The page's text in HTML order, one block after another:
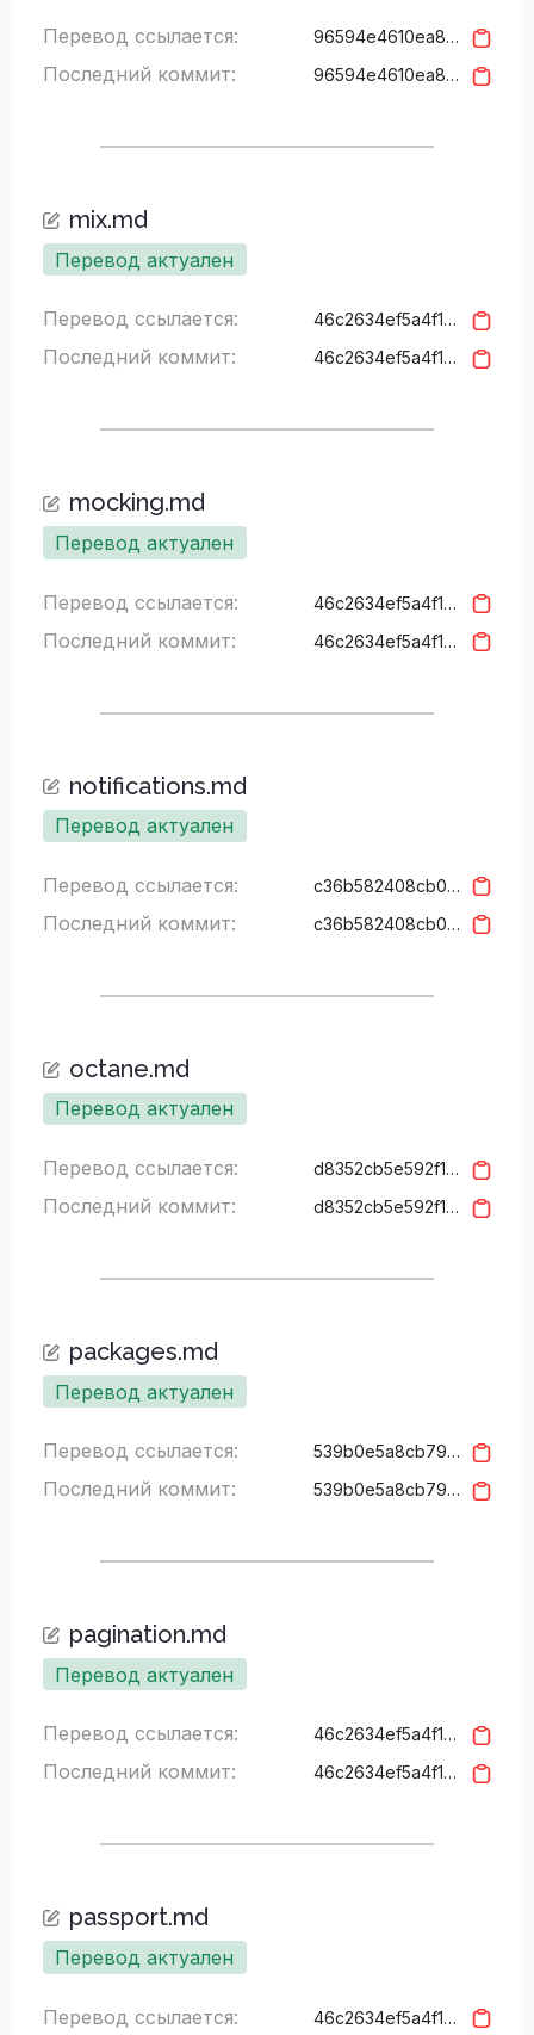
Перевод ссылается: 96594e4610ea8195bf06b43d184e00304377e5f7
Последний коммит: 96594e4610ea8195bf06b43d184e00304377e5f7
mix.md
Перевод актуален
Перевод ссылается: 46c2634ef5a4f15427c94a3157b626cf5bd3937f
Последний коммит: 46c2634ef5a4f15427c94a3157b626cf5bd3937f
mocking.md
Перевод актуален
Перевод ссылается: 46c2634ef5a4f15427c94a3157b626cf5bd3937f
Последний коммит: 46c2634ef5a4f15427c94a3157b626cf5bd3937f
notifications.md
Перевод актуален
Перевод ссылается: c36b582408cb0eddf291238ce5fb1bee21979402
Последний коммит: c36b582408cb0eddf291238ce5fb1bee21979402
octane.md
Перевод актуален
Перевод ссылается: d8352cb5e592f101ee1357acf5277ad8169bb960
Последний коммит: d8352cb5e592f101ee1357acf5277ad8169bb960
packages.md
Перевод актуален
Перевод ссылается: 539b0e5a8cb793ca64c6035dfec3054346368a4c
Последний коммит: 539b0e5a8cb793ca64c6035dfec3054346368a4c
pagination.md
Перевод актуален
Перевод ссылается: 46c2634ef5a4f15427c94a3157b626cf5bd3937f
Последний коммит: 46c2634ef5a4f15427c94a3157b626cf5bd3937f
passport.md
Перевод актуален
Перевод ссылается: 46c2634ef5a4f15427c94a3157b626cf5bd3937f